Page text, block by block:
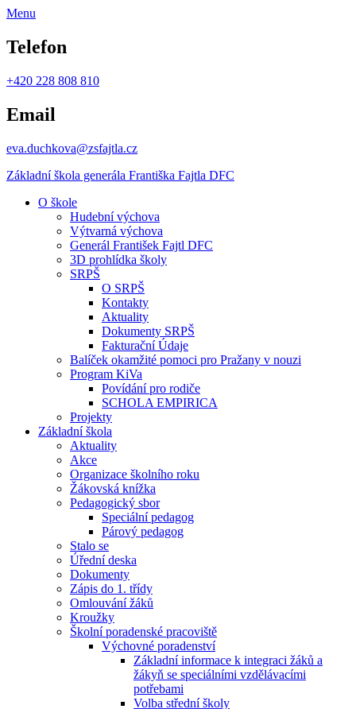
Menu
Telefon
+420 228 808 810
Email
eva.duchkova@zsfajtla.cz
Základní škola generála Františka Fajtla DFC
O škole
Hudební výchova
Výtvarná výchova
Generál František Fajtl DFC
3D prohlídka školy
SRPŠ
O SRPŠ
Kontakty
Aktuality
Dokumenty SRPŠ
Fakturační Údaje
Balíček okamžité pomoci pro Pražany v nouzi
Program KiVa
Povídání pro rodiče
SCHOLA EMPIRICA
Projekty
Základní škola
Aktuality
Akce
Organizace školního roku
Žákovská knížka
Pedagogický sbor
Speciální pedagog
Párový pedagog
Stalo se
Úřední deska
Dokumenty
Zápis do 1. třídy
Omlouvání žáků
Kroužky
Školní poradenské pracoviště
Výchovné poradenství
Základní informace k integraci žáků a
žákyň se speciálními vzdělávacími
potřebami
Volba střední školy